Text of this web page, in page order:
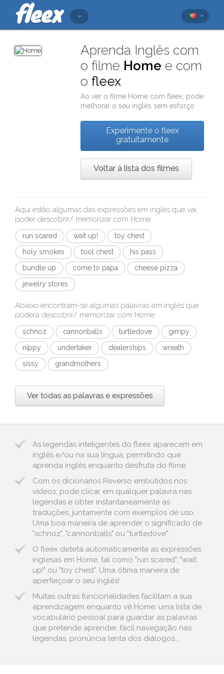
Aprenda Inglês com
o filme Home e com
ofleex
Ao ver o filme Home comfleex , pode
melhorar o seu inglês sem esforço
Experimente o fleex
gratuitamente
Voltar à lista dos filmes
Aqui estão algumas das expressões em inglês que vai
poder descobrir/ memorizar com Home:
run scared wait up!
toy chest
holy smokes
tool chest
his pass
bundle up
come to papa
cheese pizza
jewelry stores
Abaixo encontram-se algumas palavras em inglês que
poderá descobrir/ memorizar com Home:
schnoz cannonballs turtledove
gimpy
nippy
undertaker dealerships
wreath
sissy
grandmothers
Ver todas as palavras e expressões
As legendas inteligentes do fleex aparecem em
inglês e/ou na sua língua, permitindo que
aprenda inglês enquanto desfruta do filme.
Com os dicionários Reverso embutidos nos
vídeos, pode clicar em qualquer palavra nas
legendas e obter instantaneamente as
traduções, juntamente com exemplos de uso.
Uma boa maneira de aprender o significado de
"schnoz", "cannonballs" ou "turtledove".
O fleex deteta automaticamente as expressões
inglesas em Home, tal como "run scared", "wait
up!" ou "toy chest". Uma ótima maneira de
aperfeiçoar o seu inglês!
Muitas outras funcionalidades facilitam a sua
aprendizagem enquanto vê Home: uma lista de
vocabulário pessoal para guardar as palavras
que pretende aprender, fácil navegação nas
legendas, pronúncia lenta dos diálogos...